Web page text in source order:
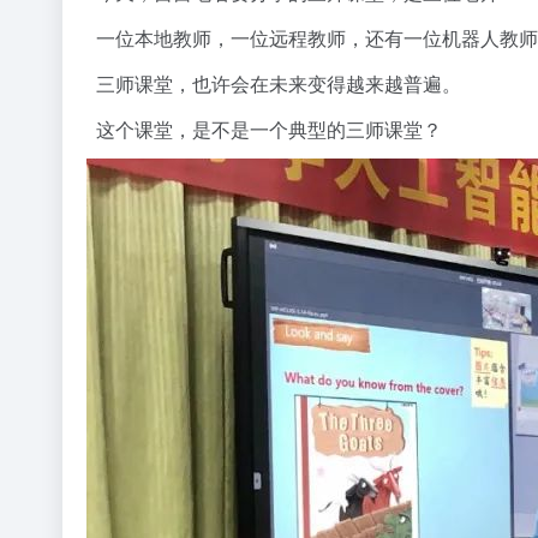
一位本地教师，一位远程教师，还有一位机器人教
三师课堂，也许会在未来变得越来越普遍。
这个课堂，是不是一个典型的三师课堂？